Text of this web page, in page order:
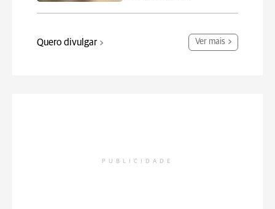
Quero divulgar Ver mais
PUBLICIDADE